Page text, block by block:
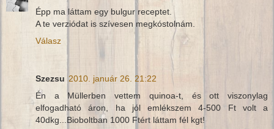
Épp ma láttam egy bulgur receptet.
A te verziódat is szívesen megkóstolnám.
Válasz
Szezsu 2010. január 26. 21:22
Én a Müllerben vettem quinoa-t, és ott viszonylag
elfogadható áron, ha jól emlékszem 4-500 Ft volt a
40dkg...Bioboltban 1000 Ftért láttam fél kgt!